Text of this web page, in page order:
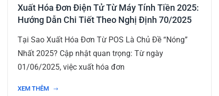
Xuất Hóa Đơn Điện Tử Từ Máy Tính Tiền 2025:
Hướng Dẫn Chi Tiết Theo Nghị Định 70/2025
Tại Sao Xuất Hóa Đơn Từ POS Là Chủ Đề “Nóng”
Nhất 2025? Cập nhật quan trọng: Từ ngày
01/06/2025, việc xuất hóa đơn
XEM THÊM